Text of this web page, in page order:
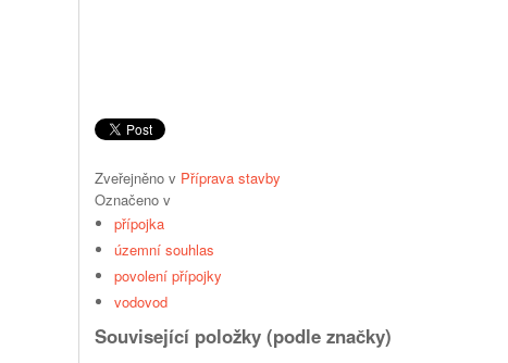
Zveřejněno v Příprava stavby
Označeno v
přípojka
územní souhlas
povolení přípojky
vodovod
Související položky (podle značky)